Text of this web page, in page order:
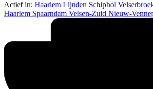
Actief in: Haarlem Lijnden Schiphol
Haarlem Spaarndam Velsen-Zuid Nieuw-